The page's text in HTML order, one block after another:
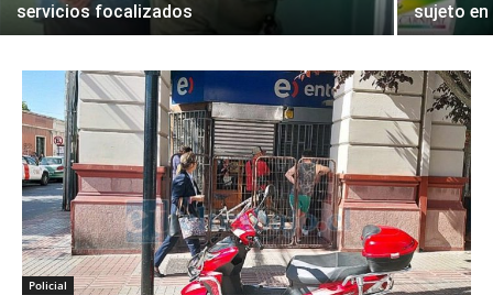
servicios focalizados
sujeto en
Policial